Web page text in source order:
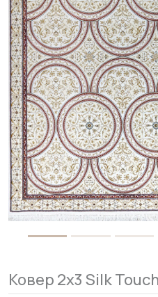
Ковер 2x3 Silk